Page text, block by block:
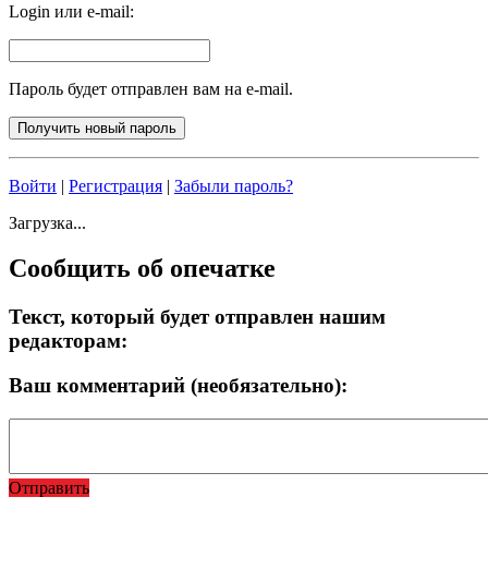
Login или e-mail:
Пароль будет отправлен вам на e-mail.
Войти | Регистрация | Забыли пароль?
Загрузка...
Сообщить об опечатке
Текст, который будет отправлен нашим
редакторам:
Ваш комментарий (необязательно):
Отправить